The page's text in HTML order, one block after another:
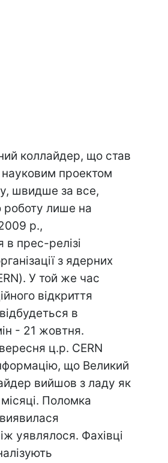
коллайдер, що став
проектом
швидше за все,
роботу лише на
р.,
в прес-релізі
з ядерних
У той же час
відкриття
в
- 21 жовтня.
ц.р. CERN
що Великий
вийшов з ладу як
Поломка
уявлялося. Фахівці